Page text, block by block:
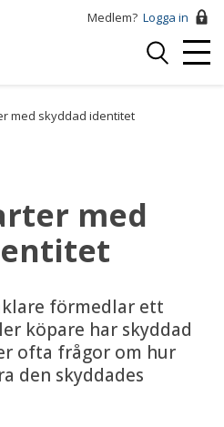
Medlem? Logga in
Logga
med skyddad identitet
med
förmedlar ett
köpare har skyddad
ofta frågor om hur
den skyddades